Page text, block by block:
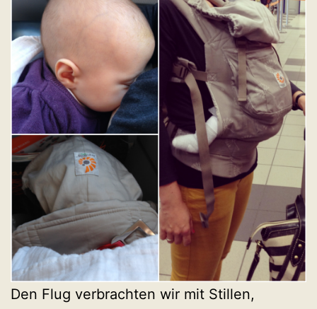
Den Flug verbrachten wir mit Stillen,